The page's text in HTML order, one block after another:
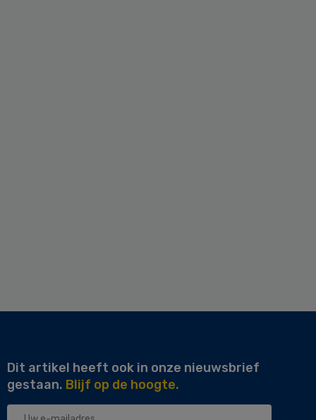
Dit artikel heeft ook in onze nieuwsbrief
gestaan. Blijf op de hoogte.
Uw